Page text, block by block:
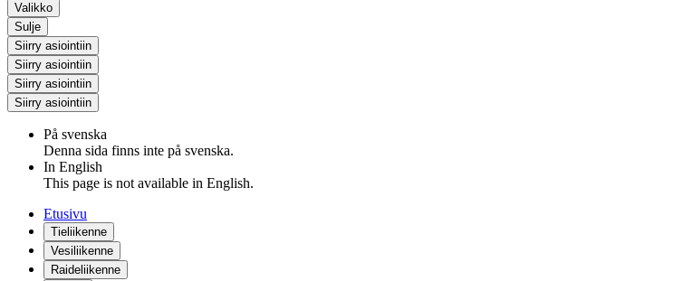
Valikko
Sulje
Siirry asiointiin
Siirry asiointiin
Siirry asiointiin
Siirry asiointiin
På svenska
Denna sida finns inte på svenska.
In English
This page is not available in English.
Etusivu
Tieliikenne
Vesiliikenne
Raideliikenne